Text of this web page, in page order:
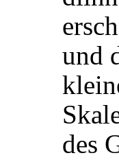
und
des